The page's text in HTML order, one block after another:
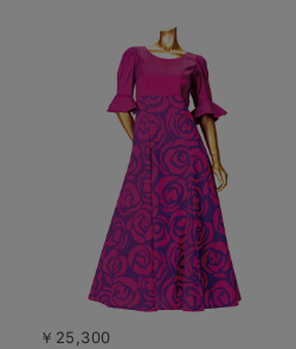
￥25,300